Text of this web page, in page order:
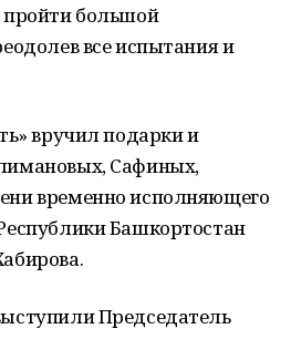
пройти большой
все испытания и
вручил подарки и
Сафиных,
временно исполняющего
Башкортостан
Председатель